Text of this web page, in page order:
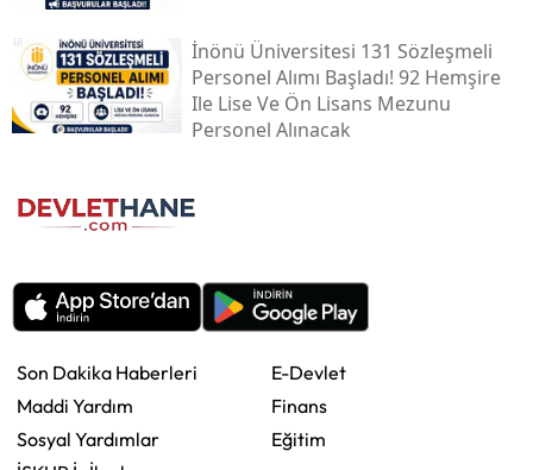
İnönü Üniversitesi 131 Sözleşmeli
Personel Alımı Başladı! 92 Hemşire
Ile Lise Ve Ön Lisans Mezunu
Personel Alınacak
Son Dakika Haberleri
Maddi Yardım
Sosyal Yardımlar
E-Devlet
Finans
Eğitim